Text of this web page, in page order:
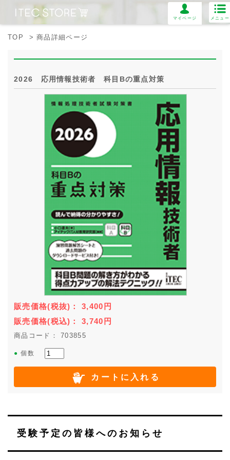
マイページ メニュー
TOP > 商品詳細ページ
2026 応用情報技術者 科目Bの重点対策
販売価格(税抜) ： 3,400 円
販売価格(税込) ： 3,740 円
商品コード： 703855
● 個数
カートに入れる
受験予定の皆様へのお知らせ